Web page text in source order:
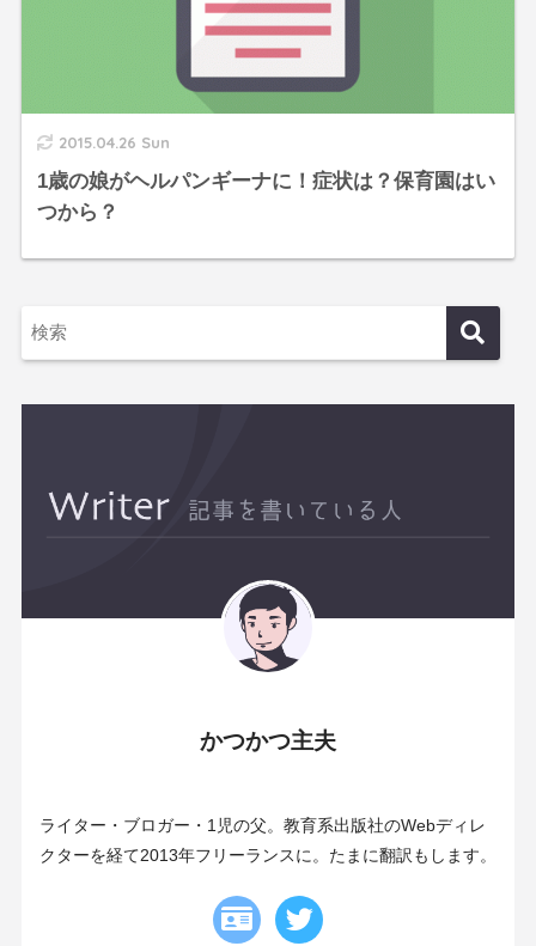
2015.04.26 Sun
1歳の娘がヘルパンギーナに！症状は？保育園はい
つから？
かつかつ主夫
ライター・ブロガー・1児の父。教育系出版社のWebディレ
クターを経て2013年フリーランスに。たまに翻訳もします。